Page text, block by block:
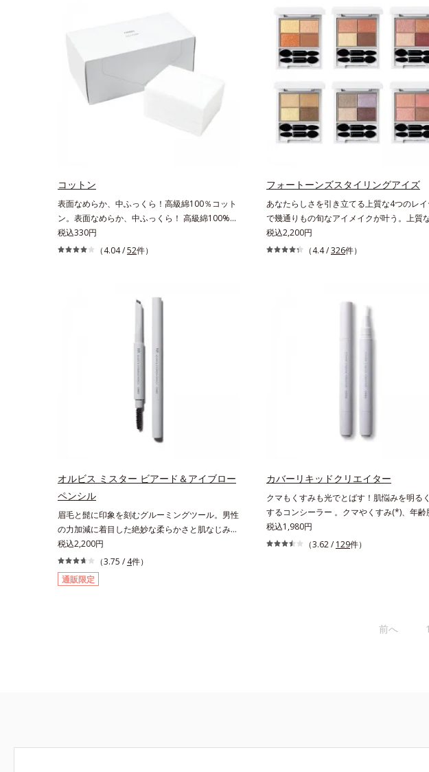
す。* ダイマージリノール酸ダイマージレイルビ
ス（ベヘニル/イソステアリル/フィトステリル）
配合＝感触向上成分
吐息や飲み物の水分を取り込んでリップの密
を高める「ウォーターゲル成分(*4）」で、
クに色移りもしにくい仕様です。*1 メイク
による *2 シリカ、酸化チタン、トリエトキ
いを与える効果と、凹凸を補正して見せる効
併せ持つ成分*3 ダイマージリノール酸ダイ
ジリノレイルビス（ベヘニル/イソステアリ
ィトステリル）＝均一でムラのない鮮やかな
よって密着性を向上させ色持ちを叶える成分
コットン
表面なめらか、中ふっくら！高級綿100％コット
ン。表面なめらか、中ふっくら！ 高級綿100%の
コットンです。肌触りのなめらかさと、ふっくら
としたクッション性の高さを実現しました。世界
税込330円
（4.04 /52件）
フォートーンズスタイリングアイズ
あなたらしさを引き立てる上質な4つのレ
で幾通りもの旬なアイメイクが叶う。上質
スチャーと多様なカラーリングで、似合うを
＆楽しさを引き出す、4色のアイカラーパレ
に。3色使って印象的に。4色全部使えば可能
は無限大。もちろん単色使いもOK！あなた
さを引き立てる4つのレイヤーで、幾通りも
税込2,200円
（4.4 /326件）
オルビス ミスター ビアード＆アイブロー
ペンシル
眉毛と髭に印象を刻むグルーミングツール。男性
の力加減に着目した絶妙な柔らかさと肌なじみ・
密着感を計算したフィックスブレード処方と、テ
クニック不要で太い部分も細い部分も自由自在に
描き足せるマルチブレード処方を採用。眉毛を描
き慣れていない男性でも簡単に理想の眉毛を描く
体を軽くぼかします。■ヒゲやもみあげに使用す
税込2,200円
（3.75 / 4件）
通販限定
カバーリキッドクリエイター
クマもくすみも光でとばす！肌悩みを明る
するコンシーラー 。クマやくすみ(*)、年齢
抱えるお悩みを、光で飛ばしてカバーするコ
ーラーです。黄ぐすみをカバーする赤色の粉
密着。薄づきなのにカバー力が高く、幅広く
税込1,980円
（3.62 / 129件）
前へ 1